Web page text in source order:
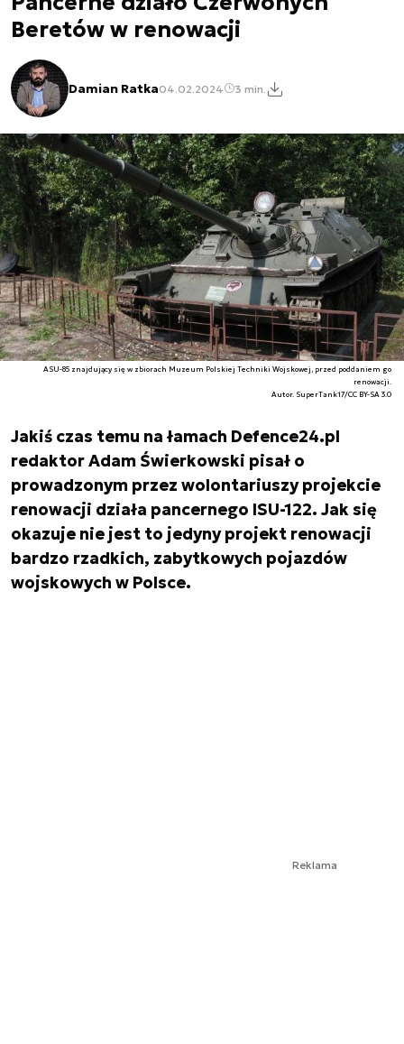
Beretów w renowacji
Damian Ratka04.02.2024 3 min.
ASU-85 znajdujący się w zbiorach Muzeum Polskiej Techniki Wojskowej, przed poddaniem go
renowacji.
Autor. SuperTank17/CC BY-SA 3.0
Jakiś czas temu na łamach Defence24.pl
redaktor Adam Świerkowski pisał o
prowadzonym przez wolontariuszy projekcie
renowacji działa pancernego ISU-122. Jak się
okazuje nie jest to jedyny projekt renowacji
bardzo rzadkich, zabytkowych pojazdów
wojskowych w Polsce.
Reklama